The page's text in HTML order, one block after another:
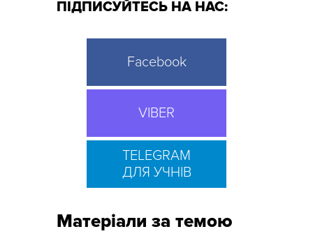
ПІДПИСУЙТЕСЬ НА НАС:
Facebook
VIBER
TELEGRAM
ДЛЯ УЧНІВ
Матеріали за темою